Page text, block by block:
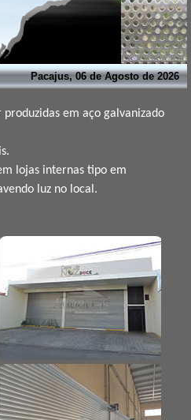
Pacajus, 06 de Agosto de 2026
em aço galvanizado
lojas internas tipo em
luz no local.